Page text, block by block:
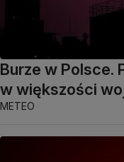
Burze w Polsce.
w większości
METEO